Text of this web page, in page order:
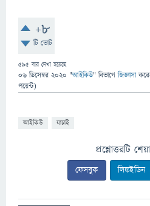
+8
টি ভোট
595 বার দেখা হয়েছে
06 ডিসেম্বর 2020 "আইকিউ" বিভাগে জিজ্ঞাসা
পয়েন্ট)
আইকিউ যাচাই
প্রশ্নোত্তরটি
ফেসবুক লিঙ্কইডিন